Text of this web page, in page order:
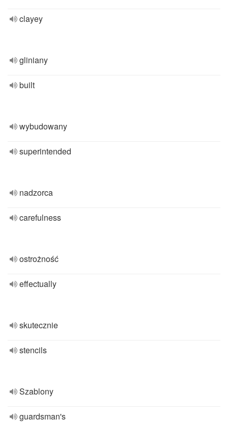
clayey
gliniany
built
wybudowany
superintended
nadzorca
carefulness
ostrożność
effectually
skutecznie
stencils
Szablony
guardsman's